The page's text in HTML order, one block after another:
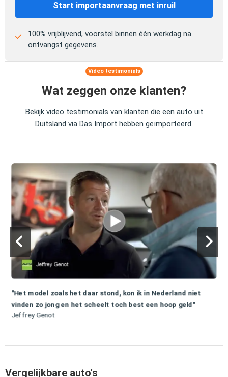
Start importaanvraag met inruil
100% vrijblijvend, voorstel binnen één werkdag na
ontvangst gegevens.
Video testimonials
Wat zeggen onze klanten?
Bekijk video testimonials van klanten die een auto uit
Duitsland via Das Import hebben geïmporteerd.
"Het model zoals het daar stond, kon ik in Nederland niet
vinden zo jong en het scheelt toch best een hoop geld"
Jeffrey Genot
Vergelijkbare auto's